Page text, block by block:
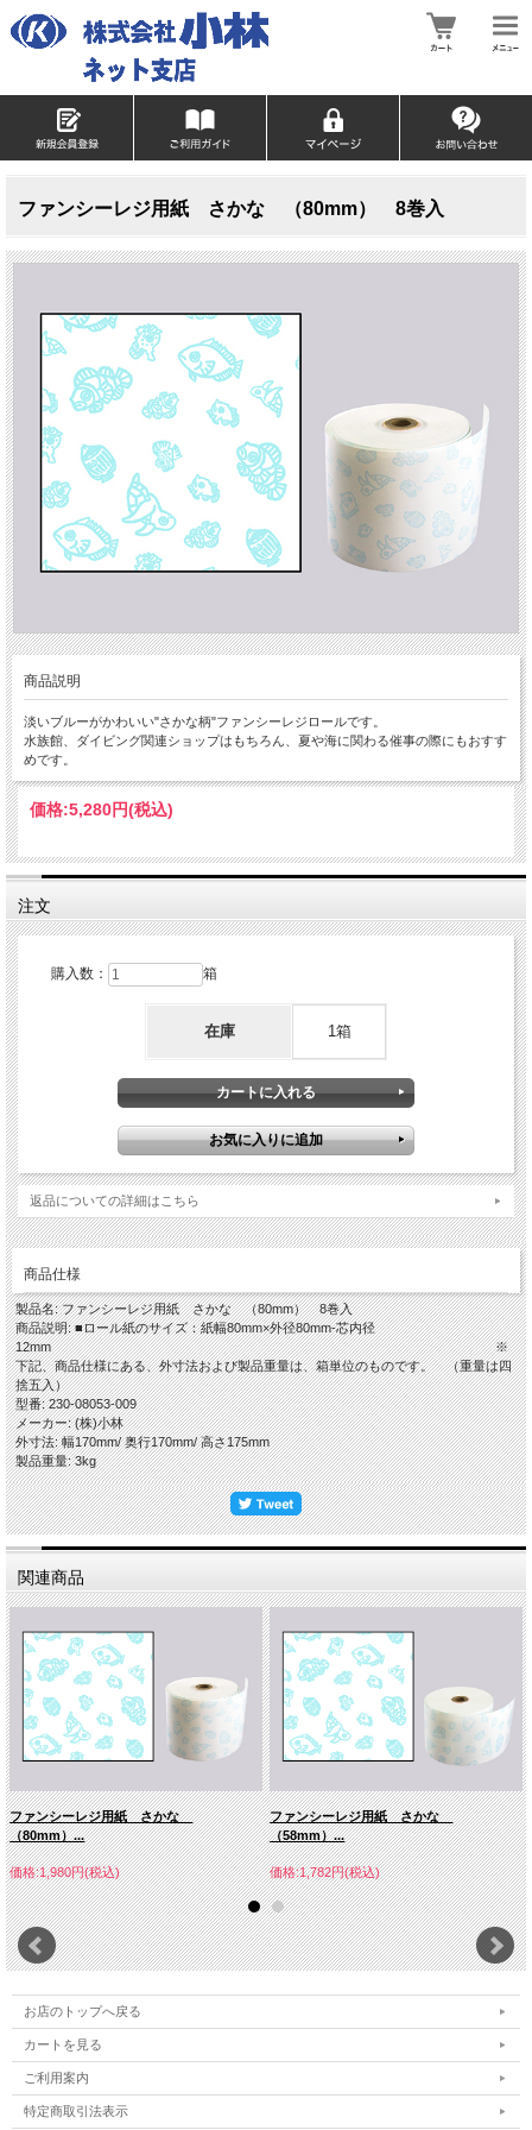
ファンシーレジ用紙 さかな （80mm） 8巻入
商品説明
淡いブルーがかわいい"さかな柄"ファンシーレジロールです。
水族館、ダイビング関連ショップはもちろん、夏や海に関わる催事の際にもおすす
めです。
価格:5,280円(税込)
注文
購入数： 箱
在庫 1箱
返品についての詳細はこちら
商品仕様
製品名: ファンシーレジ用紙 さかな （80mm） 8巻入
商品説明: ■ロール紙のサイズ：紙幅80mm×外径80mm-芯内径
12mm ※
下記、商品仕様にある、外寸法および製品重量は、箱単位のものです。 （重量は四
捨五入）
型番: 230-08053-009
メーカー: (株)小林
外寸法: 幅170mm/ 奥行170mm/ 高さ175mm
製品重量: 3kg
関連商品
ファンシーレジ用紙 さかな
（80mm）...
価格:1,980円(税込)
ファンシーレジ用紙 さかな
（58mm）...
価格:1,782円(税込)
お店のトップへ戻る
カートを見る
ご利用案内
特定商取引法表示